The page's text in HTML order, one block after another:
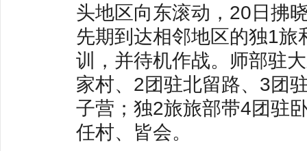
头地区向东滚动，20日拂
先期到达相邻地区的独1
训，并待机作战。师部驻
家村、2团驻北留路、3团
子营；独2旅旅部带4团驻
任村、皆会。